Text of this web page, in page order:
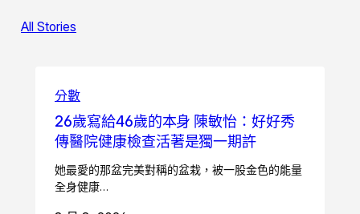
All Stories
分數
26歲寫給46歲的本身 陳敏怡：好好秀
傳醫院健康檢查活著是獨一期許
她最愛的那盆完美對稱的盆栽，被一股金色的能量
全身健康…